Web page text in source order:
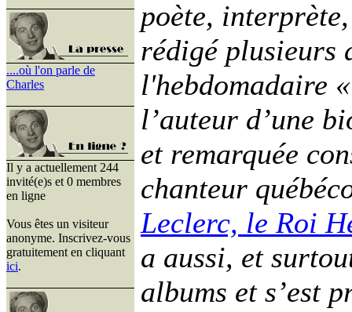
....où l'on parle de
Charles
Il y a actuellement 244
invité(e)s et 0 membres
en ligne
Vous êtes un visiteur
anonyme. Inscrivez-vous
gratuitement en cliquant
ici.
poète,
rédigé plusieurs
l'hebdomadaire
l’auteur d’une
et remarquée
chanteur
Leclerc, le Roi
a aussi, et
albums et s’est